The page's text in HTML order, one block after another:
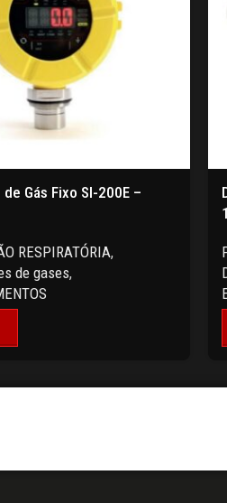
Gás Fixo SI-200E –
RESPIRATÓRIA,
de gases,